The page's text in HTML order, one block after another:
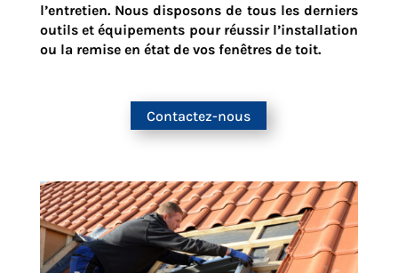
l’entretien. Nous disposons de tous les derniers
outils et équipements pour réussir l’installation
ou la remise en état de vos fenêtres de toit.
Contactez-nous